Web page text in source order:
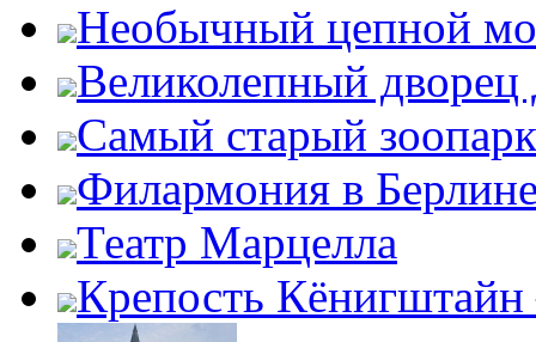
Необычный цепной
Великолепный дворец
Самый старый
Филармония в
Театр Марцелла
Крепость Кёнигштайн